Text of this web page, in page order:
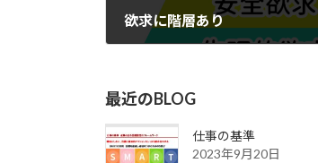
欲求に階層あり
最近のBLOG
仕事の基準
2023年9月20日